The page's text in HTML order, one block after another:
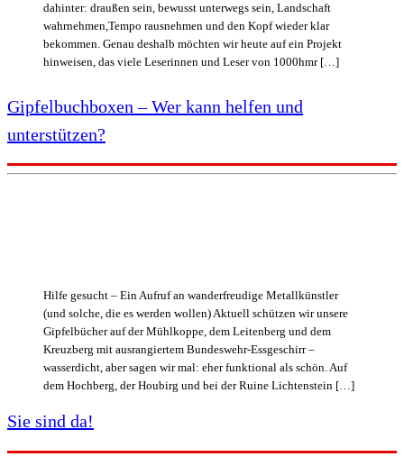
dahinter: draußen sein, bewusst unterwegs sein, Landschaft
wahrnehmen,Tempo rausnehmen und den Kopf wieder klar
bekommen. Genau deshalb möchten wir heute auf ein Projekt
hinweisen, das viele Leserinnen und Leser von 1000hmr […]
Hilfe gesucht – Ein Aufruf an wanderfreudige Metallkünstler
(und solche, die es werden wollen) Aktuell schützen wir unsere
Gipfelbücher auf der Mühlkoppe, dem Leitenberg und dem
Kreuzberg mit ausrangiertem Bundeswehr-Essgeschirr –
wasserdicht, aber sagen wir mal: eher funktional als schön. Auf
dem Hochberg, der Houbirg und bei der Ruine Lichtenstein […]
Gipfelbuchboxen – Wer kann helfen und
unterstützen?
Sie sind da!